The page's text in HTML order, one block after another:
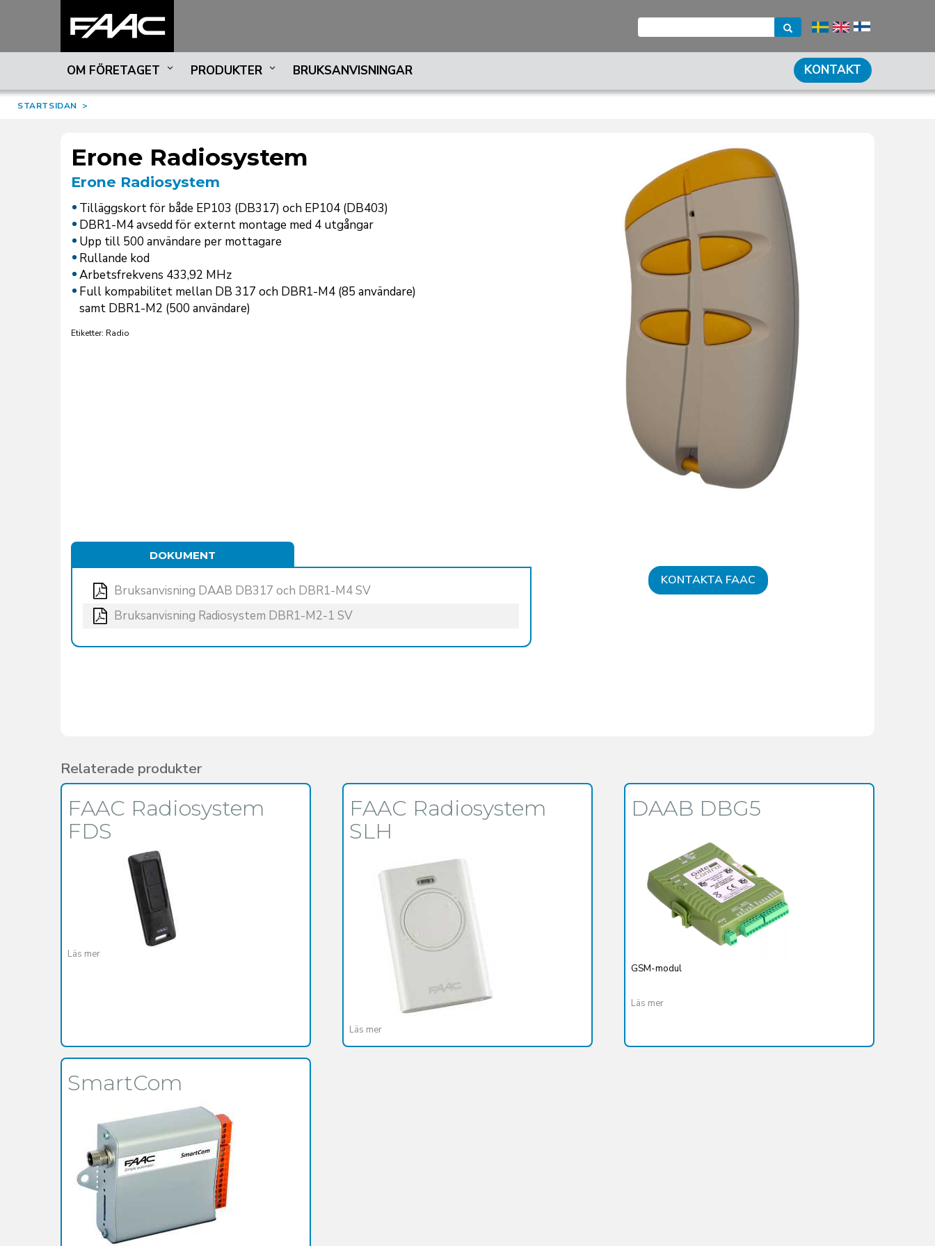
OM FÖRETAGET PRODUKTER BRUKSANVISNINGAR KONTAKT
STARTSIDAN >
Erone Radiosystem
Erone Radiosystem
Tilläggskort för både EP103 (DB317) och EP104 (DB403)
DBR1-M4 avsedd för externt montage med 4 utgångar
Upp till 500 användare per mottagare
Rullande kod
Arbetsfrekvens 433,92 MHz
Full kompabilitet mellan DB 317 och DBR1-M4 (85 användare)
samt DBR1-M2 (500 användare)
Etiketter: Radio
DOKUMENT
Bruksanvisning DAAB DB317 och DBR1-M4 SV
Bruksanvisning Radiosystem DBR1-M2-1 SV
KONTAKTA FAAC
Relaterade produkter
FAAC Radiosystem
FDS
Läs mer
FAAC Radiosystem
SLH
Läs mer
DAAB DBG5
GSM-modul
Läs mer
SmartCom